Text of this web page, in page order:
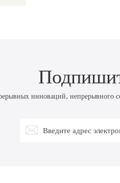
инноваций, непрерывного